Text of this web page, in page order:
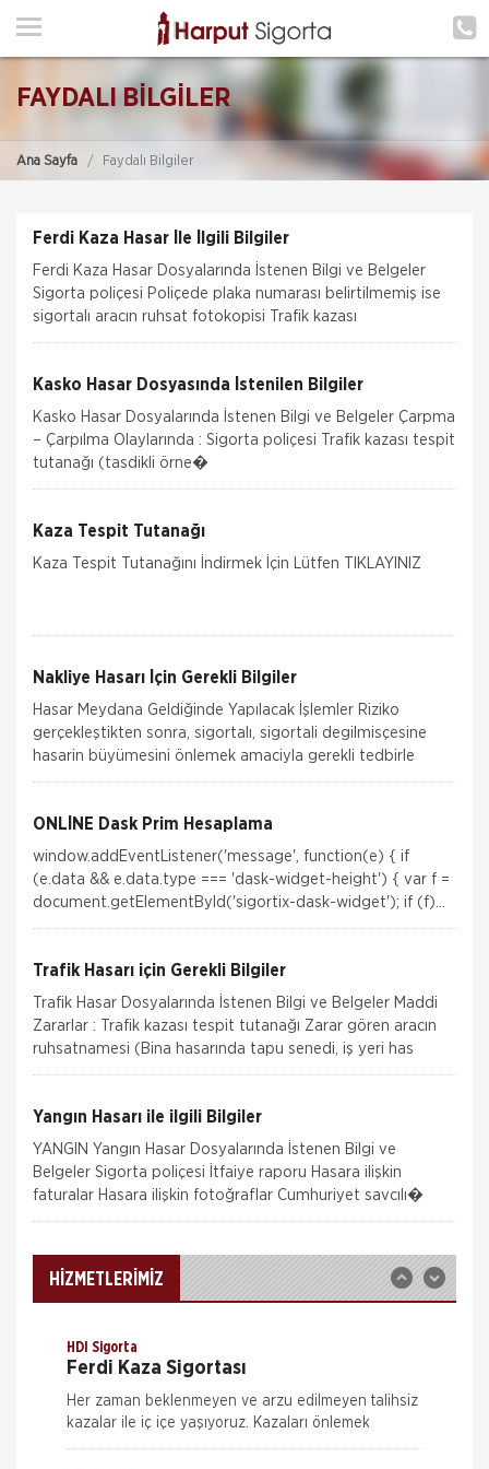
ANA SAYFA
POLIÇE HATIRLAT
ŞUBELERIMIZ
ŞUBE BAŞVURUSU
TEKLİF AL
FAYDALI BİLGİLER
Ana Sayfa Faydalı Bilgiler
Ferdi Kaza Hasar İle İlgili Bilgiler
Ferdi Kaza Hasar Dosyalarında İstenen Bilgi ve Belgeler
Sigorta poliçesi Poliçede plaka numarası belirtilmemiş ise
sigortalı aracın ruhsat fotokopisi Trafik kazası
Kasko Hasar Dosyasında İstenilen Bilgiler
Kasko Hasar Dosyalarında İstenen Bilgi ve Belgeler Çarpma
– Çarpılma Olaylarında : Sigorta poliçesi Trafik kazası tespit
tutanağı (tasdikli örne�
Kaza Tespit Tutanağı
Kaza Tespit Tutanağını İndirmek İçin Lütfen TIKLAYINIZ
Nakliye Hasarı İçin Gerekli Bilgiler
Hasar Meydana Geldiğinde Yapılacak İşlemler Riziko
gerçekleştikten sonra, sigortalı, sigortali degilmisçesine
hasarin büyümesini önlemek amaciyla gerekli tedbirle
ONLİNE Dask Prim Hesaplama
window.addEventListener('message', function(e) { if
(e.data && e.data.type === 'dask-widget-height') { var f =
document.getElementById('sigortix-dask-widget'); if (f)
f.height = e.data.height; } });Si
Trafik Hasarı için Gerekli Bilgiler
Trafik Hasar Dosyalarında İstenen Bilgi ve Belgeler Maddi
Zararlar : Trafik kazası tespit tutanağı Zarar gören aracın
ruhsatnamesi (Bina hasarında tapu senedi, iş yeri has
Yangın Hasarı ile ilgili Bilgiler
YANGIN Yangın Hasar Dosyalarında İstenen Bilgi ve
Belgeler Sigorta poliçesi İtfaiye raporu Hasara ilişkin
faturalar Hasara ilişkin fotoğraflar Cumhuriyet savcılı�
HİZMETLERİMİZ
Zorunlu Deprem Sigortası
Zorunlu Deprem Sigortası depremin, deprem
sonucu yangın, infilak, tsunami ve yer kaymasının
sigortalı binalarda neden olacağı hasarlara karşı
güvence sağlar. Teminatı Doğal Afetler
Aksigorta
İş yeri Paket Sigortası siz iş yeri sahipleri
düşünülerek mümkün olan tüm riskleri en ekonomik
HDI Sigorta
Ferdi Kaza Sigortası
Her zaman beklenmeyen ve arzu edilmeyen talihsiz
kazalar ile iç içe yaşıyoruz. Kazaları önlemek
mümkün ama ne kadar dikkat edersek edelim